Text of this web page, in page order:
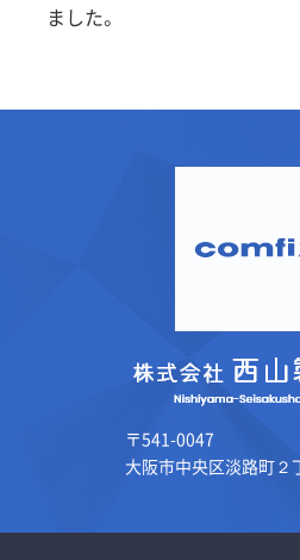
ました。
〒541-0047
大阪市中央区淡路町２